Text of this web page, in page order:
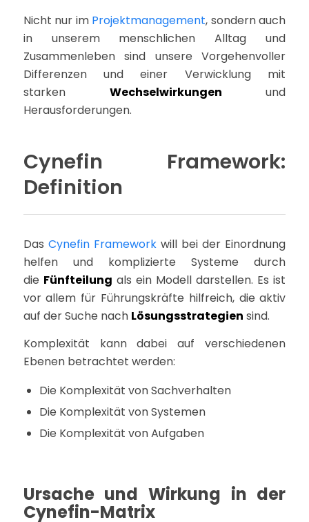
Nicht nur im Projektmanagement, sondern auch
in unserem menschlichen Alltag und
Zusammenleben sind unsere Vorgehenvoller
Differenzen und einer Verwicklung mit
starken Wechselwirkungenund
Herausforderungen.
Cynefin Framework:
Definition
Das Cynefin Frameworkwill bei der Einordnung
helfen und komplizierte Systeme durch
die Fünfteilung als ein Modell darstellen. Es ist
vor allem für Führungskräfte hilfreich, die aktiv
auf der Suche nach Lösungsstrategien sind.
Komplexität kann dabei auf verschiedenen
Ebenen betrachtet werden:
Die Komplexität von Sachverhalten
Die Komplexität von Systemen
Die Komplexität von Aufgaben
Ursache und Wirkung in der
Cynefin-Matrix